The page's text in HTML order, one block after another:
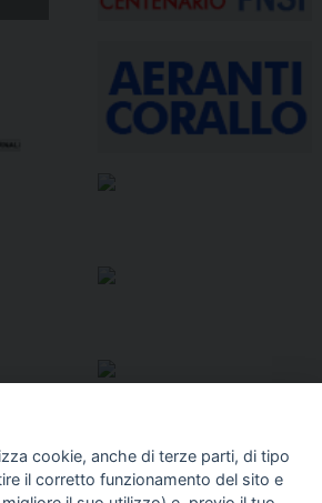
cookie, anche di terze parti, di tipo
il corretto funzionamento del sito e